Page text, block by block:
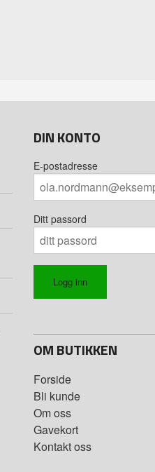
DIN KONTO
E-postadresse
Ditt passord
OM BUTIKKEN
Forside
Bli kunde
Om oss
Gavekort
Kontakt oss